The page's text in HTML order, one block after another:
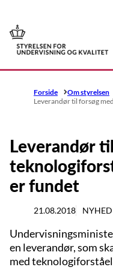
Gå til forsiden
Forside Om styrelsen
Leverandør til forsøg
Leverandør
er fundet
21.08.2018 NYHED
en leverandør, som
med